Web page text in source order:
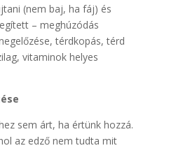
(nem baj, ha fáj) és
– meghúzódás
térdkopás, térd
vitaminok helyes
sem árt, ha értünk hozzá.
az edző nem tudta mit